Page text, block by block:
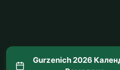
Gurzenich 2026